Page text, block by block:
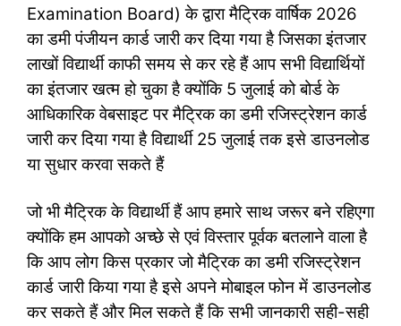
Examination Board) के द्वारा मैट्रिक वार्षिक 2026
का डमी पंजीयन कार्ड जारी कर दिया गया है जिसका इंतजार
लाखों विद्यार्थी काफी समय से कर रहे हैं आप सभी विद्यार्थियों
का इंतजार खत्म हो चुका है क्योंकि 5 जुलाई को बोर्ड के
आधिकारिक वेबसाइट पर मैट्रिक का डमी रजिस्ट्रेशन कार्ड
जारी कर दिया गया है विद्यार्थी 25 जुलाई तक इसे डाउनलोड
या सुधार करवा सकते हैं
जो भी मैट्रिक के विद्यार्थी हैं आप हमारे साथ जरूर बने रहिएगा
क्योंकि हम आपको अच्छे से एवं विस्तार पूर्वक बतलाने वाला है
कि आप लोग किस प्रकार जो मैट्रिक का डमी रजिस्ट्रेशन
कार्ड जारी किया गया है इसे अपने मोबाइल फोन में डाउनलोड
कर सकते हैं और मिल सकते हैं कि सभी जानकारी सही-सही